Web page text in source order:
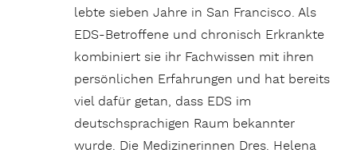
lebte sieben Jahre in San Francisco. Als
EDS-Betroffene und chronisch Erkrankte
kombiniert sie ihr Fachwissen mit ihren
persönlichen Erfahrungen und hat bereits
viel dafür getan, dass EDS im
deutschsprachigen Raum bekannter
wurde. Die Medizinerinnen Dres. Helena